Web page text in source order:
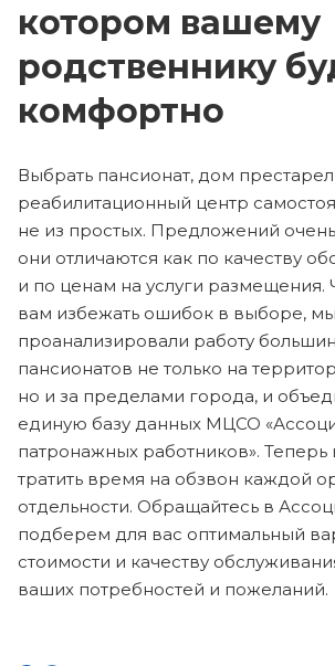
котором вашему
родственнику
комфортно
Выбрать пансионат, дом
реабилитационный центр
не из простых. Предложений
они отличаются как по качеству
и по ценам на услуги размещения.
вам избежать ошибок в выборе, мы
проанализировали работу
пансионатов не только на
но и за пределами города, и
единую базу данных МЦСО
патронажных работников».
тратить время на обзвон каждой
отдельности. Обращайтесь в
подберем для вас оптимальный
стоимости и качеству
ваших потребностей и пожеланий.